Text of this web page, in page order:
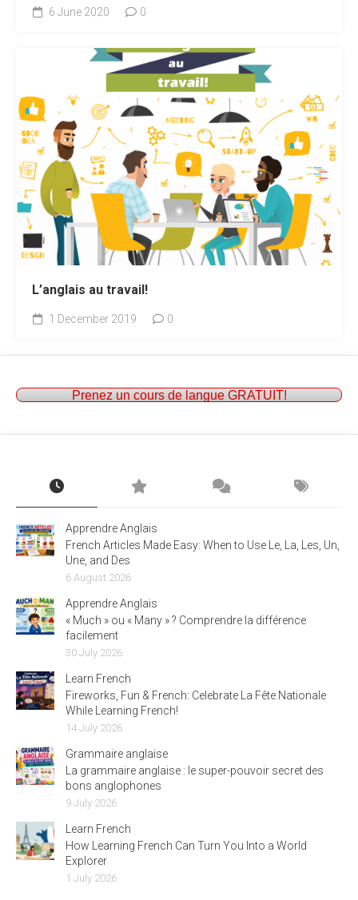
6 June 2020 0
L’anglais au travail!
1 December 2019 0
Prenez un cours de langue GRATUIT!
Apprendre Anglais
French Articles Made Easy: When to Use Le, La, Les, Un,
Une, and Des
6 August 2026
Apprendre Anglais
« Much » ou « Many » ? Comprendre la différence
facilement
30 July 2026
Learn French
Fireworks, Fun & French: Celebrate La Fête Nationale
While Learning French!
14 July 2026
Grammaire anglaise
La grammaire anglaise : le super-pouvoir secret des
bons anglophones
9 July 2026
Learn French
How Learning French Can Turn You Into a World
Explorer
1 July 2026